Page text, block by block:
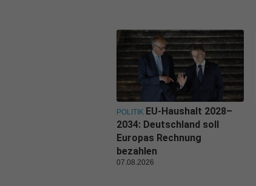
POLITIK EU-Haushalt 2028–
2034: Deutschland soll
Europas Rechnung
bezahlen
07.08.2026